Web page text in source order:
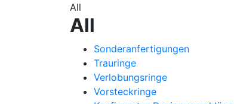
All
All
Sonderanfertigungen
Trauringe
Verlobungsringe
Vorsteckringe